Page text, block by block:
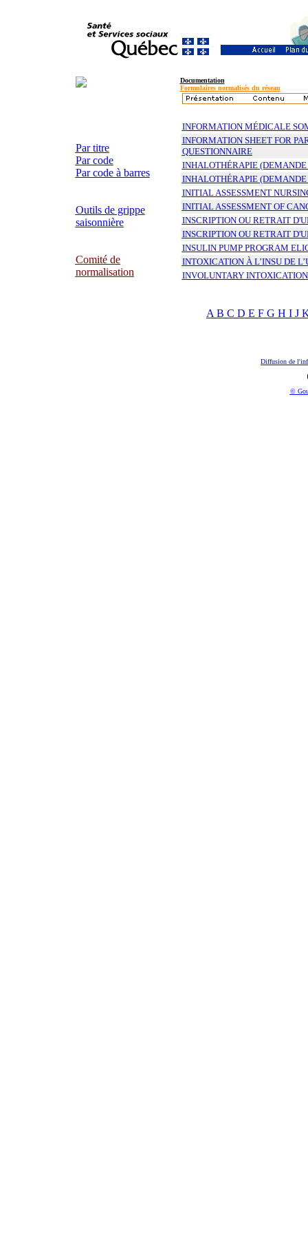
Documentation
Formulaires normalisés du réseau
Par titre
Par code
Par code à barres
Outils de grippe
saisonnière
Comité de
normalisation
INFORMATION MÉDICALE
INFORMATION SHEET FOR
QUESTIONNAIRE
INHALOTHÉRAPIE
INHALOTHÉRAPIE
INITIAL ASSESSMENT
INITIAL ASSESSMENT OF
INSCRIPTION OU RETRAIT
INSCRIPTION OU RETRAIT
INSULIN PUMP PROGRAM
INTOXICATION À L’INSU DE
INVOLUNTARY
A B C D E F G H I J
Diffusion de
©